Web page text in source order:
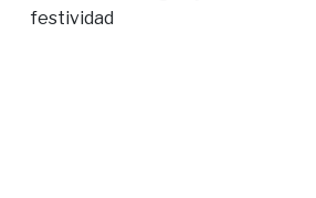
festividad